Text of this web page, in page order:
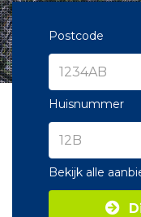
Postcode
Huisnummer
Bekijk alle